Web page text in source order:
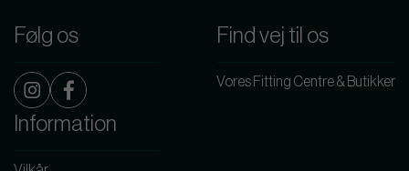
Følg os Find vej til os
Vores Fitting Centre & Butikker
Information